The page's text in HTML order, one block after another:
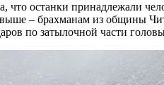
что останки принадлежали
– брахманам из общины
по затылочной части